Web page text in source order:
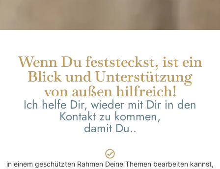
Wenn Du feststeckst, ist ein
Blick und Unterstützung
von außen hilfreich!
Ich helfe Dir, wieder mit Dir in den
Kontakt zu kommen,
damit Du..
in einem geschützten Rahmen Deine Themen bearbeiten kannst,